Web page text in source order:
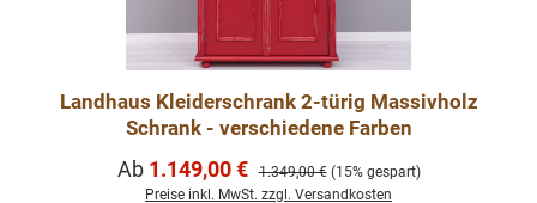
Landhaus Kleiderschrank 2-türig Massivholz
Schrank - verschiedene Farben
Verkaufspreis:
Ab 1.149,00 € Regulärer Preis:
1.349,00 € (15% gespart)
Preise inkl. MwSt. zzgl. Versandkosten